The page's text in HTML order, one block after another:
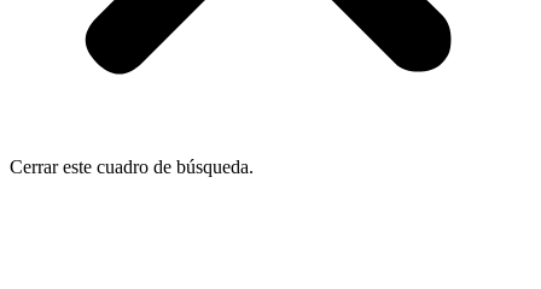
Cerrar este cuadro de búsqueda.